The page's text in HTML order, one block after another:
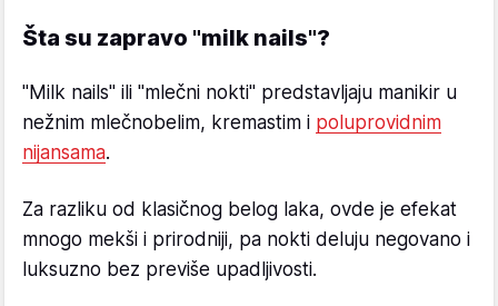
Šta su zapravo "milk nails"?
"Milk nails" ili "mlečni nokti" predstavljaju manikir u
nežnim mlečnobelim, kremastim i poluprovidnim
nijansama.
Za razliku od klasičnog belog laka, ovde je efekat
mnogo mekši i prirodniji, pa nokti deluju negovano i
luksuzno bez previše upadljivosti.